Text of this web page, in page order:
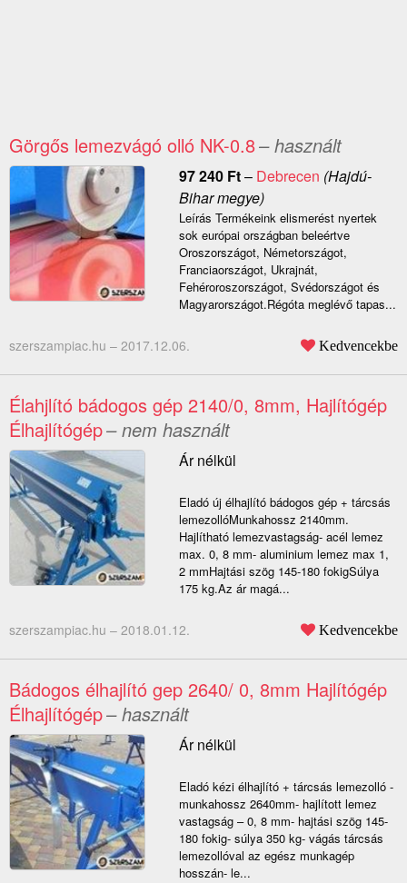
Görgős lemezvágó olló NK-0.8– használt
97 240 Ft– Debrecen (Hajdú-
Bihar megye)
Leírás Termékeink elismerést nyertek
sok európai országban beleértve
Oroszországot, Németországot,
Franciaországot, Ukrajnát,
Fehéroroszországot, Svédországot és
Magyarországot.Régóta meglévő tapas...
szerszampiac.hu – 2017.12.06. Kedvencekbe
Élahjlító bádogos gép 2140/0, 8mm, Hajlítógép
Élhajlítógép– nem használt
Ár nélkül
Eladó új élhajlító bádogos gép + tárcsás
lemezollóMunkahossz 2140mm.
Hajlítható lemezvastagság- acél lemez
max. 0, 8 mm- aluminium lemez max 1,
2 mmHajtási szög 145-180 fokigSúlya
175 kg.Az ár magá...
szerszampiac.hu – 2018.01.12. Kedvencekbe
Bádogos élhajlító gep 2640/ 0, 8mm Hajlítógép
Élhajlítógép– használt
Ár nélkül
Eladó kézi élhajlító + tárcsás lemezolló -
munkahossz 2640mm- hajlított lemez
vastagság – 0, 8 mm- hajtási szög 145-
180 fokig- súlya 350 kg- vágás tárcsás
lemezollóval az egész munkagép
hosszán- le...